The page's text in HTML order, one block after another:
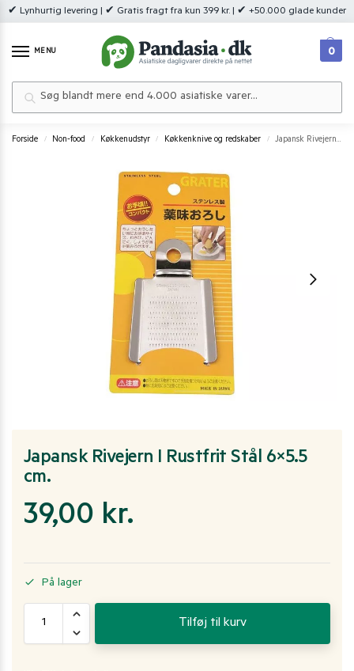
✔ Lynhurtig levering | ✔ Gratis fragt fra kun 399 kr. | ✔ +50.000 glade kunder
MENU 0
Forside / Non-food / Køkkenudstyr / Køkkenknive og redskaber / Japansk Rivejern I Rustfrit Stål 6×5.5 cm.
Japansk Rivejern I Rustfrit Stål 6×5.5
cm.
39,00 kr.
På lager
Tilføj til kurv